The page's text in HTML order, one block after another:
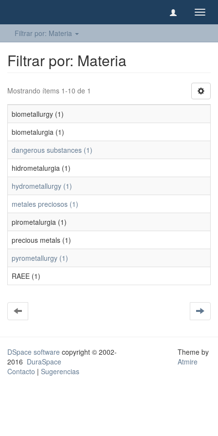
Filtrar por: Materia
Filtrar por: Materia
Mostrando ítems 1-10 de 1
biometallurgy (1)
biometalurgia (1)
dangerous substances (1)
hidrometalurgia (1)
hydrometallurgy (1)
metales preciosos (1)
pirometalurgia (1)
precious metals (1)
pyrometallurgy (1)
RAEE (1)
DSpace software copyright © 2002-
2016 DuraSpace
Contacto | Sugerencias
Theme by
Atmire